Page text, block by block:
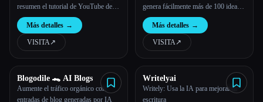
resumen el tutorial de YouTube de 2
horas en un resumen de 2 minutos,
60 veces más rápido en el
aprendizaje en línea.
Más detalles →
VISITA↗︎
genera fácilmente más de 100 ideas
doradas en 3 segundos, ideal para
hacer una lluvia de ideas y crear
contenido
Más detalles →
VISITA↗︎
Blogodile 🐊 AI Blogs
Aumente el tráfico orgánico con
entradas de blog generadas por IA
Writelyai
Writely: Usa la IA para mejorar tu
escritura